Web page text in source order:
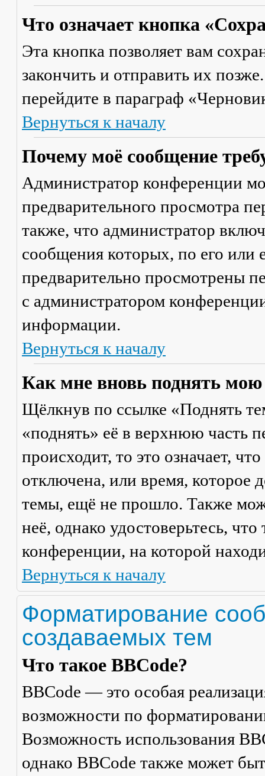
Что означает кнопка
Эта кнопка позволяет вам
закончить и отправить их
перейдите в параграф
Вернуться к началу
Почему моё сообщение
Администратор конференции
предварительного просмотра
также, что администратор
сообщения которых, по его
предварительно просмотрены
с администратором
информации.
Вернуться к началу
Как мне вновь поднять мою
Щёлкнув по ссылке «Поднять
«поднять» её в верхнюю часть
происходит, то это означает,
отключена, или время, которое
темы, ещё не прошло. Также
неё, однако удостоверьтесь,
конференции, на которой
Вернуться к началу
Форматирование
создаваемых тем
Что такое BBCode?
BBCode — это особая
возможности по
Возможность использования
однако BBCode также может